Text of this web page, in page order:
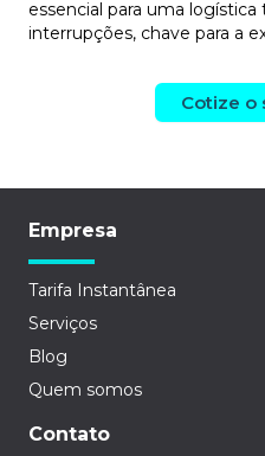
essencial para uma
interrupções, chave para a
Cotize o
Empresa
Tarifa Instantânea
Serviços
Blog
Quem somos
Contato